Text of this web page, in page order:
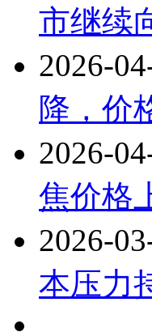
市继续
2026-
降，价
2026-
焦价格
2026-
本压力